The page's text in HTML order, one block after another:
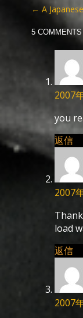
← A
5 COMMENTS
2007
you
返信
2007
load
返信
2007